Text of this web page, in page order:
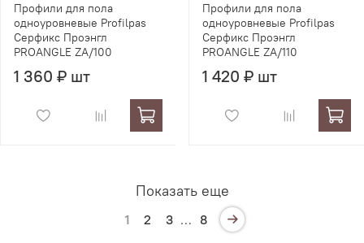
Профили для пола
одноуровневые Profilpas
Серфикс Проэнгл
PROANGLE ZA/100
1 360 ₽ шт
Профили для пола
одноуровневые Profilpas
Серфикс Проэнгл
PROANGLE ZA/110
1 420 ₽ шт
Показать еще
1 2 3 … 8